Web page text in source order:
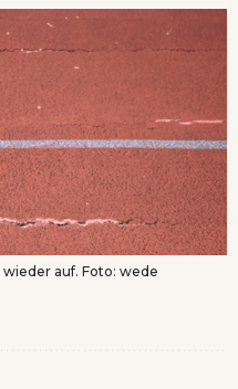
auf. Foto: wede